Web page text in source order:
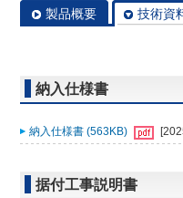
製品概要 技術資
納入仕様書
納入仕様書 (563KB)
据付工事説明書